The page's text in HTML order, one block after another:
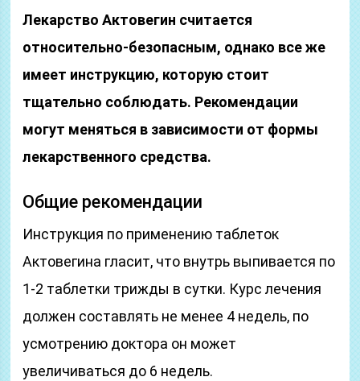
Лекарство Актовегин считается
относительно-безопасным, однако все же
имеет инструкцию, которую стоит
тщательно соблюдать. Рекомендации
могут меняться в зависимости от формы
лекарственного средства.
Общие рекомендации
Инструкция по применению таблеток
Актовегина гласит, что внутрь выпивается по
1-2 таблетки трижды в сутки. Курс лечения
должен составлять не менее 4 недель, по
усмотрению доктора он может
увеличиваться до 6 недель.